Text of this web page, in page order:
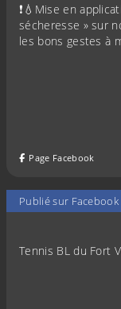
❗️💧Mise en
sécheresse » sur
les bons gestes à
Page Facebook
Publié sur Facebook
Tennis BL du Fort